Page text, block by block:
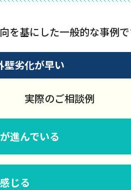
基にした一般的な事例で
壁劣化が早い
実際のご相談例
進んでいる
じる